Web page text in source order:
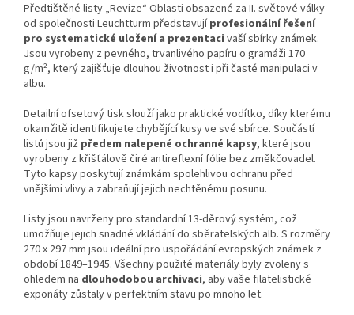
Předtištěné listy „Revize“ Oblasti obsazené za II. světové války
od společnosti Leuchtturm představujíprofesionální řešení
pro systematické uložení a prezentaci vaší sbírky známek.
Jsou vyrobeny z pevného, trvanlivého papíru o gramáži 170
g/m², který zajišťuje dlouhou životnost i při časté manipulaci v
albu.
Detailní ofsetový tisk slouží jako praktické vodítko, díky kterému
okamžitě identifikujete chybějící kusy ve své sbírce. Součástí
listů jsou již předem nalepené ochranné kapsy, které jsou
vyrobeny z křišťálově čiré antireflexní fólie bez změkčovadel.
Tyto kapsy poskytují známkám spolehlivou ochranu před
vnějšími vlivy a zabraňují jejich nechtěnému posunu.
Listy jsou navrženy pro standardní 13-děrový systém, což
umožňuje jejich snadné vkládání do sběratelských alb. S rozměry
270 x 297 mm jsou ideální pro uspořádání evropských známek z
období 1849–1945. Všechny použité materiály byly zvoleny s
ohledem na dlouhodobou archivaci, aby vaše filatelistické
exponáty zůstaly v perfektním stavu po mnoho let.